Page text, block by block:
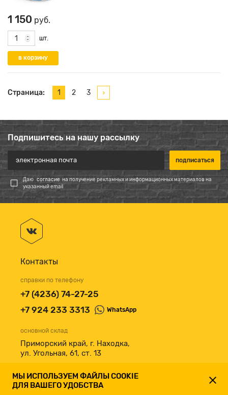
1 150 руб.
шт.
Страница: 1 2 3
Подпишитесь на нашу рассылку
Даю согласие на получение рекламных и информационных материалов на
указанный email
Контакты
справки по телефону
+7 (4236) 74-27-25
+7 924 233 3313
WhatsApp
основной склад
Приморский край, г. Находка,
ул. Угольная, 61, ст. 13
принимаем к оплате
МЫ ИСПОЛЬЗУЕМ ФАЙЛЫ COOKIE
ДЛЯ ВАШЕГО УДОБСТВА